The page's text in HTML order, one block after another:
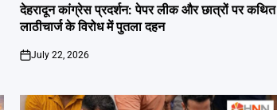
IN
देहरादून कांग्रेस प्रदर्शन: पेपर लीक और छात्रों पर कथित
लाठीचार्ज के विरोध में पुतला दहन
on
July 22, 2026